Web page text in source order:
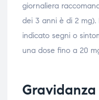
giornaliera
dei 3 anni è di 2
indicato segni o
una dose fino a 20
Gravidanza